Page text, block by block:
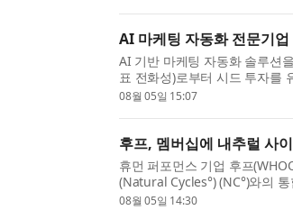
AI 마케팅 자동화 전문기
AI 기반 마케팅 자동화 솔루션
표 전화성)로부터 시드 투자를
기진화 엔진 및 B2B SaaS 플랫폼
08월 05일 15:07
후프, 멤버십에 내추럴 사
휴먼 퍼포먼스 기업 후프
(Natural Cycles°) (NC°)와의
을 충족하는 내추럴 사이클스
08월 05일 14:30